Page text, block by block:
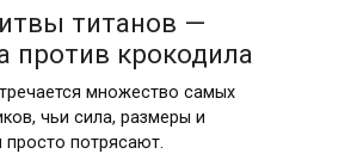
титанов —
против крокодила
множество самых
чьи сила, размеры и
потрясают.